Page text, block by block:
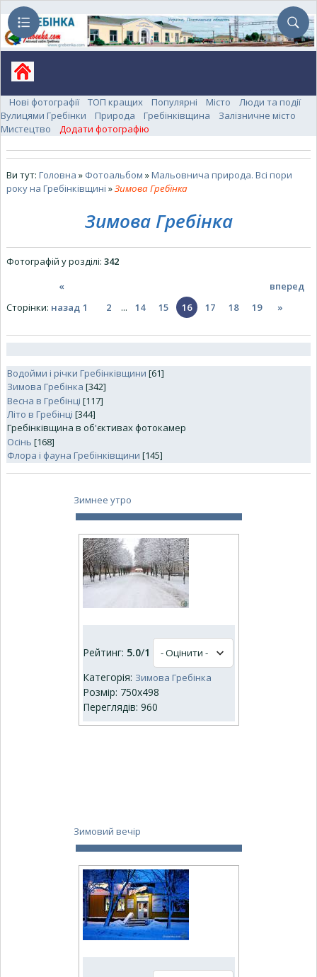
Нові фотографії ТОП кращих Популярні Місто
Люди та події
Вулицями Гребінки
Природа Гребінківщина
Залізничне місто
Мистецтво
Додати фотографію
Ви тут: Головна » Фотоальбом »Мальовнича природа. Всі пори
року на Гребінківщині »Зимова Гребінка
Зимова Гребінка
Фотографій у розділі: 342
Сторінки:
«
назад 1 2 ... 14 15 16 17 18 19
вперед
»
Водойми і річки Гребінківщини [61]
Зимова Гребінка [342]
Весна в Гребінці [117]
Літо в Гребінці [344]
Гребінківщина в об'єктивах фотокамер
Осінь [168]
Флора і фауна Гребінківщини [145]
Зимнее утро
Рейтинг: 5.0/1
Категорія: Зимова Гребінка
Розмір: 750x498
Переглядів: 960
Зимовий вечір